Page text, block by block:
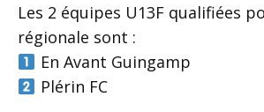
Les 2 équipes U13F qualifiées
régionale sont :
En Avant Guingamp
Plérin FC